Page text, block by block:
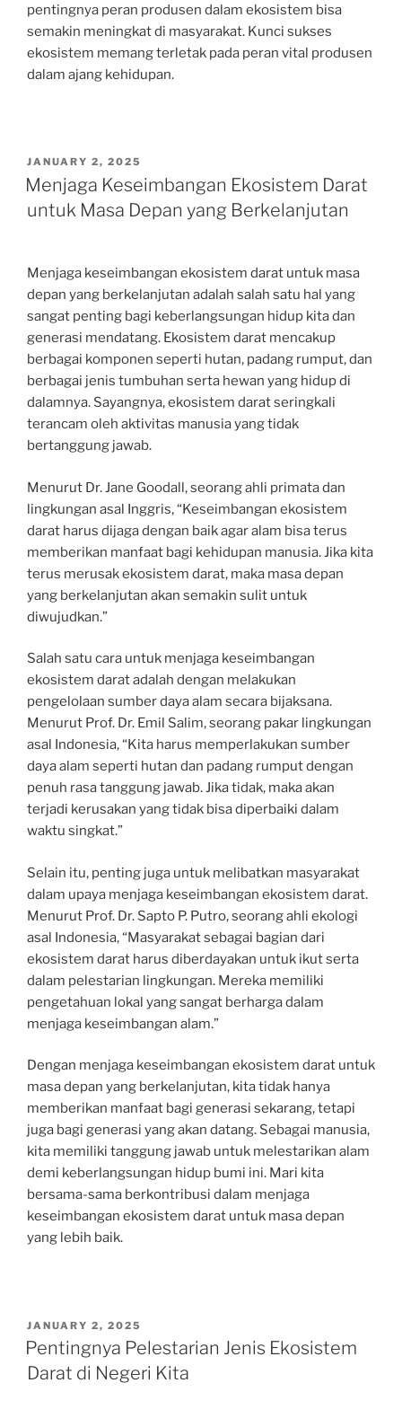
pentingnya peran produsen dalam ekosistem bisa
semakin meningkat di masyarakat. Kunci sukses
ekosistem memang terletak pada peran vital produsen
dalam ajang kehidupan.
POSTED
ON
JANUARY 2, 2025
Menjaga Keseimbangan Ekosistem Darat
untuk Masa Depan yang Berkelanjutan
Menjaga keseimbangan ekosistem darat untuk masa
depan yang berkelanjutan adalah salah satu hal yang
sangat penting bagi keberlangsungan hidup kita dan
generasi mendatang. Ekosistem darat mencakup
berbagai komponen seperti hutan, padang rumput, dan
berbagai jenis tumbuhan serta hewan yang hidup di
dalamnya. Sayangnya, ekosistem darat seringkali
terancam oleh aktivitas manusia yang tidak
bertanggung jawab.
Menurut Dr. Jane Goodall, seorang ahli primata dan
lingkungan asal Inggris, “Keseimbangan ekosistem
darat harus dijaga dengan baik agar alam bisa terus
memberikan manfaat bagi kehidupan manusia. Jika kita
terus merusak ekosistem darat, maka masa depan
yang berkelanjutan akan semakin sulit untuk
diwujudkan.”
Salah satu cara untuk menjaga keseimbangan
ekosistem darat adalah dengan melakukan
pengelolaan sumber daya alam secara bijaksana.
Menurut Prof. Dr. Emil Salim, seorang pakar lingkungan
asal Indonesia, “Kita harus memperlakukan sumber
daya alam seperti hutan dan padang rumput dengan
penuh rasa tanggung jawab. Jika tidak, maka akan
terjadi kerusakan yang tidak bisa diperbaiki dalam
waktu singkat.”
Selain itu, penting juga untuk melibatkan masyarakat
dalam upaya menjaga keseimbangan ekosistem darat.
Menurut Prof. Dr. Sapto P. Putro, seorang ahli ekologi
asal Indonesia, “Masyarakat sebagai bagian dari
ekosistem darat harus diberdayakan untuk ikut serta
dalam pelestarian lingkungan. Mereka memiliki
pengetahuan lokal yang sangat berharga dalam
menjaga keseimbangan alam.”
Dengan menjaga keseimbangan ekosistem darat untuk
masa depan yang berkelanjutan, kita tidak hanya
memberikan manfaat bagi generasi sekarang, tetapi
juga bagi generasi yang akan datang. Sebagai manusia,
kita memiliki tanggung jawab untuk melestarikan alam
demi keberlangsungan hidup bumi ini. Mari kita
bersama-sama berkontribusi dalam menjaga
keseimbangan ekosistem darat untuk masa depan
yang lebih baik.
POSTED
ON
JANUARY 2, 2025
Pentingnya Pelestarian Jenis Ekosistem
Darat di Negeri Kita